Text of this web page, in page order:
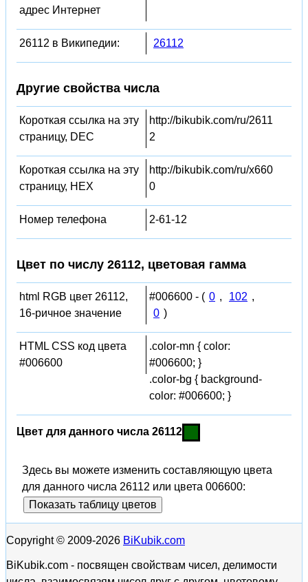
адрес Интернет
26112 в Википедии: 26112
Другие свойства числа
Короткая ссылка на эту
страницу, DEC
http://bikubik.com/ru/2611
2
Короткая ссылка на эту
страницу, HEX
http://bikubik.com/ru/x660
0
Номер телефона 2-61-12
Цвет по числу 26112, цветовая гамма
html RGB цвет 26112,
16-ричное значение
#006600 - ( 0 , 102 ,
0 )
HTML CSS код цвета
#006600
.color-mn { color:
#006600; }
.color-bg { background-
color: #006600; }
Цвет для данного числа 26112
Здесь вы можете изменить составляющую цвета
для данного числа 26112 или цвета 006600:
Показать таблицу цветов
Copyright © 2009-2026 BiKubik.com
BiKubik.com - посвящен свойствам чисел, делимости